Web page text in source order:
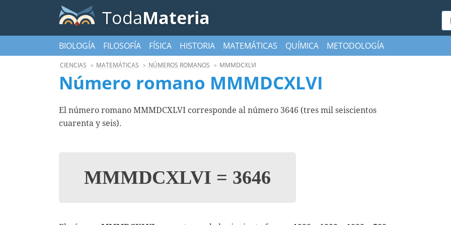
TodaMateria
BIOLOGÍA FILOSOFÍA FÍSICA HISTORIA MATEMÁTICAS QUÍMICA METODOLOGÍA
CIENCIAS MATEMÁTICAS NÚMEROS ROMANOS MMMDCXLVI
Número romano MMMDCXLVI
El número romano MMMDCXLVI corresponde al número 3646 (tres mil seiscientos
cuarenta y seis).
MMMDCXLVI = 3646